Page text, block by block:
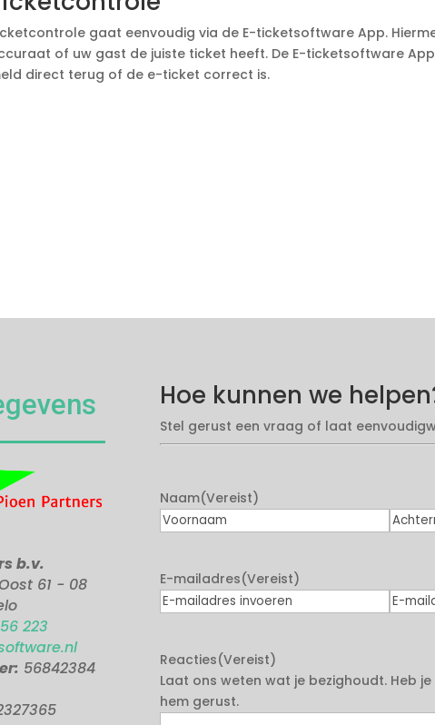
gaat eenvoudig via de E-ticketsoftware App.
of uw gast de juiste ticket heeft. De E-ticketsoftware
direct terug of de e-ticket correct is.
b.v.
61 - 08
223
56842384
Hoe kunnen we
Stel gerust een vraag of laat
Naam(Vereist)
E-mailadres(Vereist)
invoeren
Reacties(Vereist)
Laat ons weten wat je bezighoudt. Heb
hem gerust.